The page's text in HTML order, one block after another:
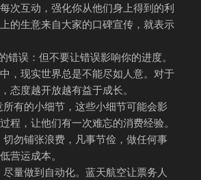
次互动，强化你从他们身上得到的利
的生意来自大家的口碑宣传，就表示
错误：但不要让错误影响你的进度。
，现实世界总是不能尽如人意。对于
态度越开放越有益于成长。
有的小细节，这些小细节可能会影
程，让他们有一次难忘的消费经验。
切勿铺张浪费，凡事节俭，做任何事
营运成本。
量做到自动化。蓝天航空让票务人